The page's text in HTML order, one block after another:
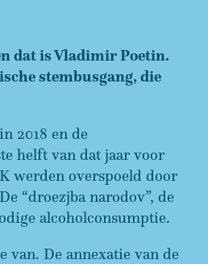
dat is Vladimir Poetin.
stembusgang, die
2018 en de
helft van dat jaar voor
werden overspoeld door
“droezjba narodov”, de
alcoholconsumptie.
van. De annexatie van de